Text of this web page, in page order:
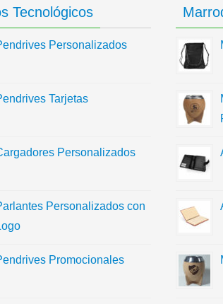
Tecnológicos
Personalizados
Tarjetas
Personalizados
Personalizados con
Promocionales